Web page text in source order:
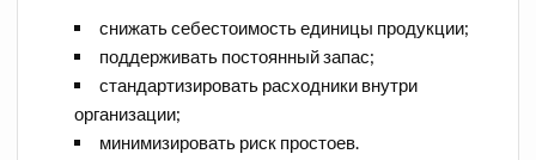
снижать себестоимость единицы продукции;
поддерживать постоянный запас;
стандартизировать расходники внутри
организации;
минимизировать риск простоев.